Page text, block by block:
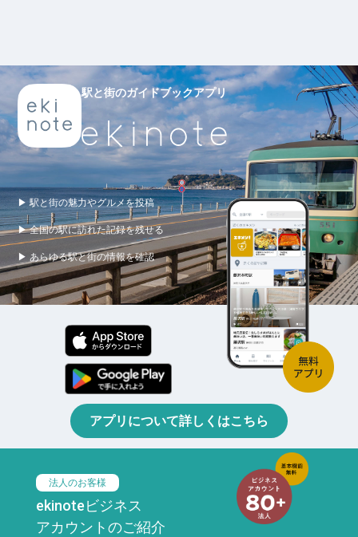
駅と街のガイドブックアプリ
▶ 駅と街の魅力やグルメを投稿
▶ 全国の駅に訪れた記録を残せる
▶ あらゆる駅と街の情報を確認
アプリについて詳しくはこちら
法人のお客様
ekinoteビジネス
アカウントのご紹介